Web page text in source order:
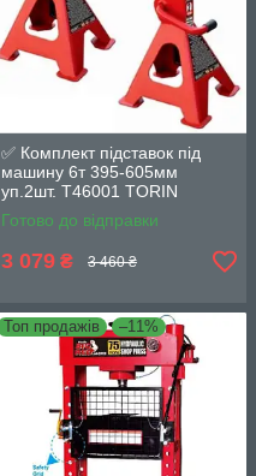
✅ Комплект підставок під
машину 6т 395-605мм
уп.2шт. T46001 TORIN
T46001
Готово до відправки
3 079 ₴ 3 460 ₴
Топ продажів –11%